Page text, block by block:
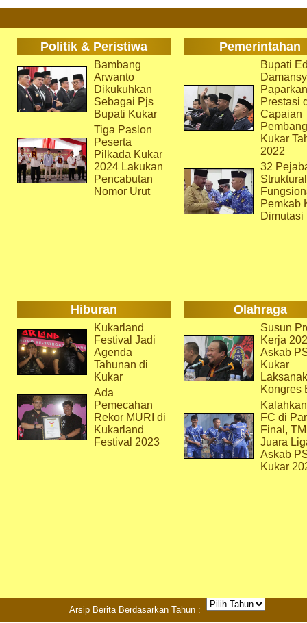
Politik & Peristiwa Pemerintahan
Bambang
Arwanto
Dikukuhkan
Sebagai Pjs
Bupati Kukar
Tiga Paslon
Peserta
Pilkada Kukar
2024 Lakukan
Pencabutan
Nomor Urut
Bupati
Paparkan
Prestasi
Capaian
Kukar
2022
32
Pemkab
Dimutasi
Hiburan Olahraga
Kukarland
Festival Jadi
Agenda
Tahunan di
Kukar
Ada
Pemecahan
Rekor MURI di
Kukarland
Festival 2023
Susun
Kerja
Askab
Kukar
Kongres
FC di
Final,
Juara
Askab
Kukar
Arsip Berita Berdasarkan Tahun :